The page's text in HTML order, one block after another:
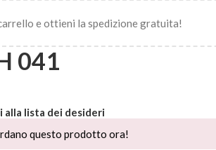
e ottieni la spedizione gratuita!
041
alla lista dei desideri
questo prodotto ora!